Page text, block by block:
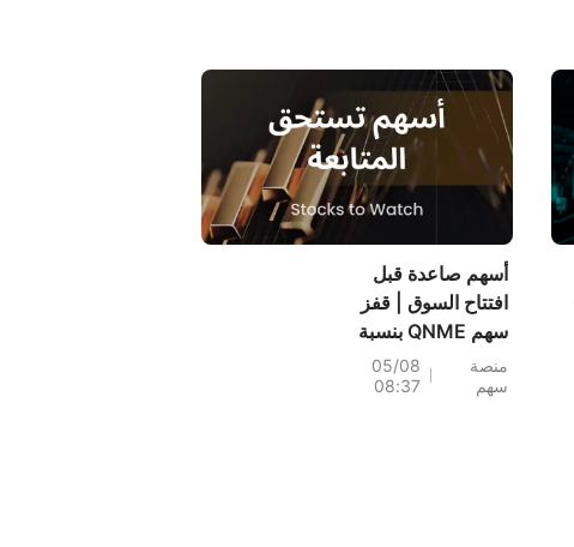
أسهم صاعدة قبل
افتتاح السوق | قفز
سهم QNME بنسبة
193.3%؛ إليكم 20
سهماً تشهد تحركات
منصة
سهم
05/08
08:37